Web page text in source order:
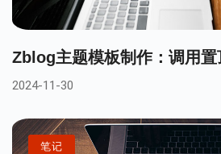
Zblog主题模板制作：调用置
2024-11-30
笔记